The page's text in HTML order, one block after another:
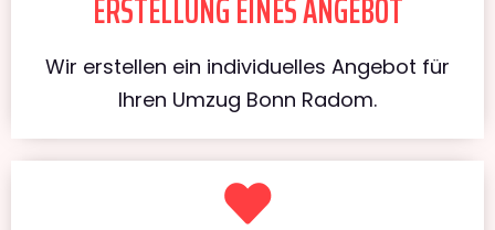
Wir erstellen ein individuelles Angebot für
Ihren Umzug Bonn Radom.